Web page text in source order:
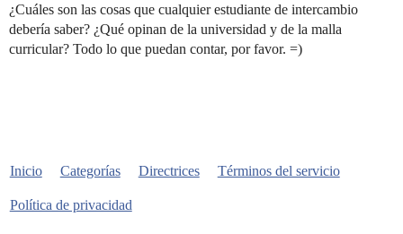
¿Cuáles son las cosas que cualquier estudiante de intercambio
debería saber? ¿Qué opinan de la universidad y de la malla
curricular? Todo lo que puedan contar, por favor. =)
Inicio Categorías Directrices Términos del servicio
Política de privacidad